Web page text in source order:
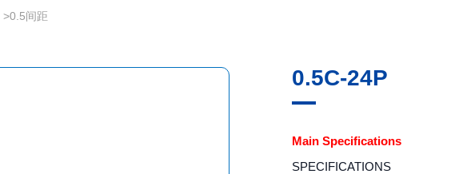
>0.5间距
0.5C-24P
Main Specifications
SPECIFICATIONS